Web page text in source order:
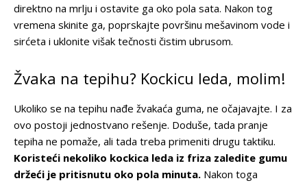
direktno na mrlju i ostavite ga oko pola sata. Nakon tog
vremena skinite ga, poprskajte površinu mešavinom vode i
sirćeta i uklonite višak tečnosti čistim ubrusom.
Žvaka na tepihu? Kockicu leda, molim!
Ukoliko se na tepihu nađe žvakaća guma, ne očajavajte. I za
ovo postoji jednostvano rešenje. Doduše, tada pranje
tepiha ne pomaže, ali tada treba primeniti drugu taktiku.
Koristeći nekoliko kockica leda iz friza zaledite gumu
držeći je pritisnutu oko pola minuta. Nakon toga